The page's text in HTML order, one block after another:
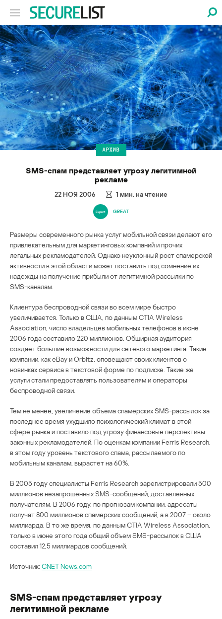
АРХИВ
SMS-спам представляет угрозу легитимной
рекламе
22 НОЯ 2006 1 мин. на чтение
GREAT
Размеры современного рынка услуг мобильной связи делают его
привлекательным для маркетинговых компаний и прочих
легальных рекламодателей. Однако неуклонный рост спамерской
активности в этой области может поставить под сомнение их
надежды на получение прибыли от легитимной рассылки по
SMS-каналам.
Клиентура беспроводной связи во всем мире быстро
увеличивается. Только в США, по данным CTIA Wireless
Association, число владельцев мобильных телефонов в июне
2006 года составило 220 миллионов. Обширная аудитория
создает большие возможности для сетевого маркетинга. Такие
компании, как eBay и Orbitz, оповещают своих клиентов о
новинках сервиса в текстовой форме по подписке. Такие же
услуги стали предоставлять пользователям и операторы
беспроводной связи.
Тем не менее, увеличение объема спамерских SMS-рассылок за
последнее время ухудшило психологический климат в этой
сфере рынка и поставило под угрозу финансовые перспективы
законных рекламодателей. По оценкам компании Ferris Research,
в этом году уровень текстового спама, рассылаемого по
мобильным каналам, вырастет на 60%.
В 2005 году специалисты Ferris Research зарегистрировали 500
миллионов незапрошенных SMS-сообщений, доставленных
получателям. В 2006 году, по прогнозам компании, адресаты
получат 800 миллионов спамерских сообщений, а в 2007 – около
миллиарда. В то же время, по данным CTIA Wireless Association,
только в июне этого года общий объем SMS-рассылок в США
составил 12,5 миллиардов сообщений.
Источник: CNET News.com
SMS-спам представляет угрозу
легитимной рекламе